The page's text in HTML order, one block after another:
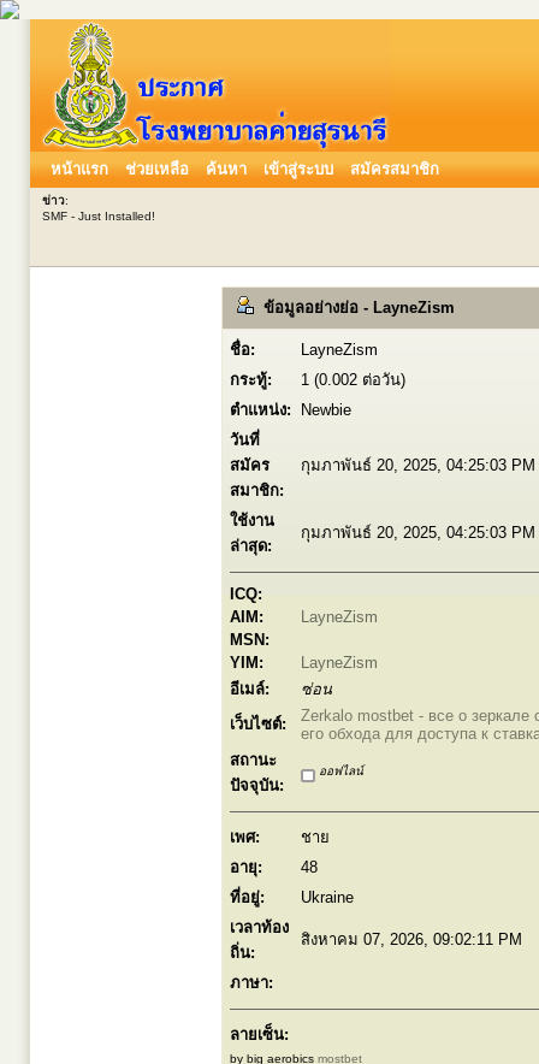
หน้าแรก ช่วยเหลือ ค้นหา เข้าสู่ระบบ สมัครสมาชิก
ข่าว:
SMF - Just Installed!
ข้อมูลอย่างย่อ - LayneZism
ชื่อ:
LayneZism
กระทู้:
1 (0.002 ต่อวัน)
ตำแหน่ง:
Newbie
วันที่
สมัคร
สมาชิก:
กุมภาพันธ์ 20, 2025, 04:25:03 PM
ใช้งาน
ล่าสุด:
กุมภาพันธ์ 20, 2025, 04:25:03 PM
ICQ:
AIM:
LayneZism
MSN:
YIM:
LayneZism
อีเมล์:
ซ่อน
เว็บไซต์:
Zerkalo mostbet - все о зеркале
его обхода для доступа к
สถานะ
ปัจจุบัน:
ออฟไลน์
เพศ:
ชาย
อายุ:
48
ที่อยู่:
Ukraine
เวลาท้อง
ถิ่น:
สิงหาคม 07, 2026, 09:02:11 PM
ภาษา:
ลายเซ็น:
by big aerobics mostbet